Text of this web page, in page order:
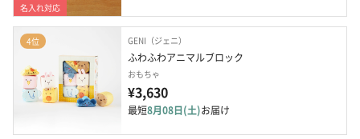
名入れ対応
4位 GENI（ジェニ）
ふわふわアニマルブロック
おもちゃ
¥3,630
最短8月08日(土)お届け